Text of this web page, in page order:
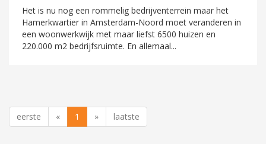
Het is nu nog een rommelig bedrijventerrein maar het
Hamerkwartier in Amsterdam-Noord moet veranderen in
een woonwerkwijk met maar liefst 6500 huizen en
220.000 m2 bedrijfsruimte. En allemaal...
eerste « 1 » laatste